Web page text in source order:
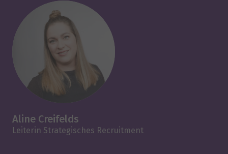
Aline Creifelds
Leiterin Strategisches Recruitment